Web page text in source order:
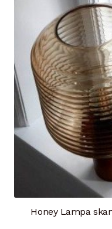
Honey Lampa